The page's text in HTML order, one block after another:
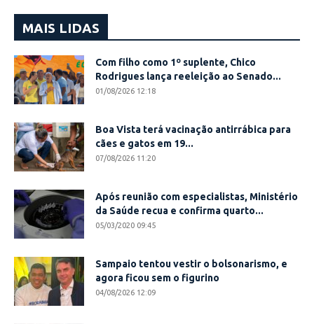
MAIS LIDAS
Com filho como 1º suplente, Chico
Rodrigues lança reeleição ao Senado...
01/08/2026 12:18
Boa Vista terá vacinação antirrábica para
cães e gatos em 19...
07/08/2026 11:20
Após reunião com especialistas, Ministério
da Saúde recua e confirma quarto...
05/03/2020 09:45
Sampaio tentou vestir o bolsonarismo, e
agora ficou sem o figurino
04/08/2026 12:09